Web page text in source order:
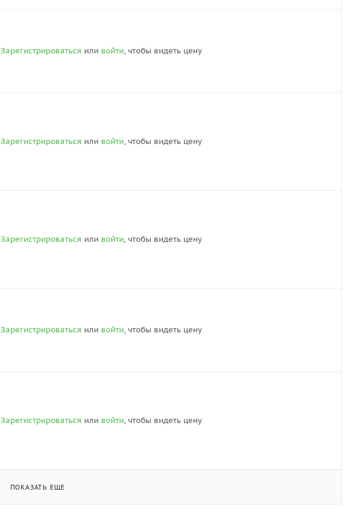
Зарегистрироваться или войти, чтобы видеть цену
Зарегистрироваться или войти, чтобы видеть цену
Зарегистрироваться или войти, чтобы видеть цену
Зарегистрироваться или войти, чтобы видеть цену
Зарегистрироваться или войти, чтобы видеть цену
ПОКАЗАТЬ ЕЩЕ